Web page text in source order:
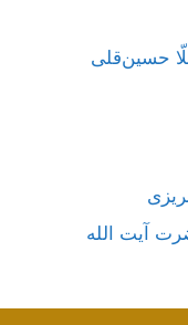
حسین‌قلی
آیت الله